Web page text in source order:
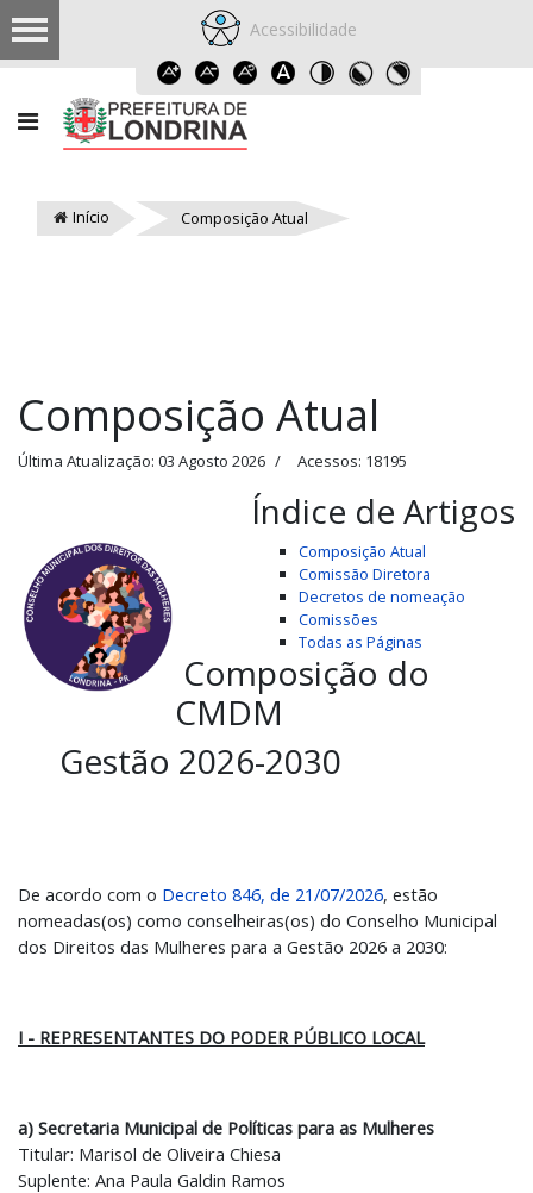
Acessibilidade
Início Composição Atual
Composição Atual
Última Atualização: 03 Agosto 2026 Acessos: 18195
Índice de Artigos
Composição Atual
Comissão Diretora
Decretos de nomeação
Comissões
Todas as Páginas
Composição do
CMDM
Gestão 2026-2030
De acordo com o Decreto 846, de 21/07/2026, estão
nomeadas(os) como conselheiras(os) do Conselho Municipal
dos Direitos das Mulheres para a Gestão 2026 a 2030:
I - REPRESENTANTES DO PODER PÚBLICO LOCAL
a) Secretaria Municipal de Políticas para as Mulheres
Titular: Marisol de Oliveira Chiesa
Suplente: Ana Paula Galdin Ramos